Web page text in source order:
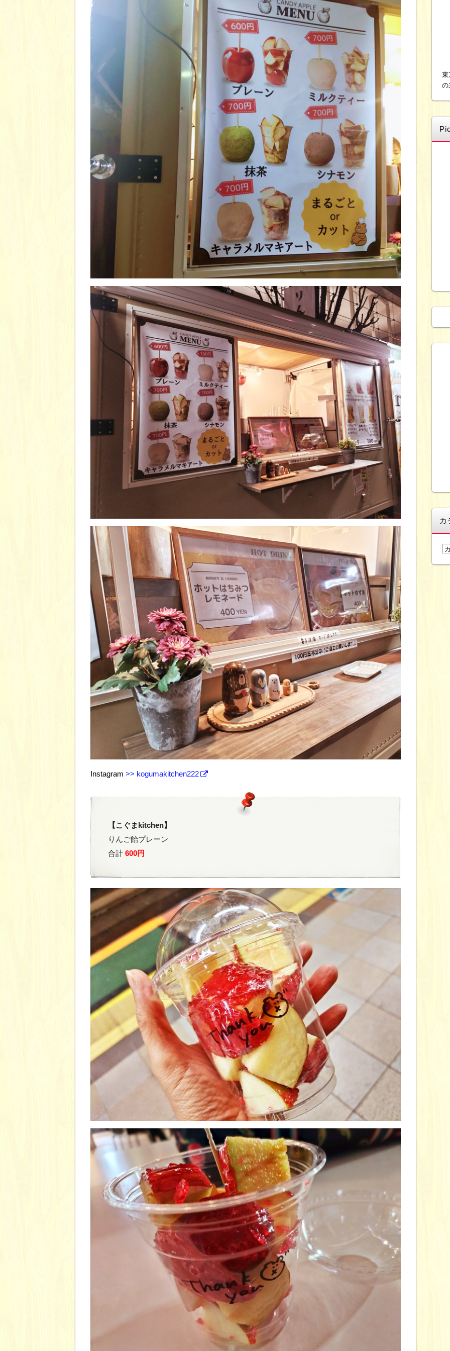
Instagram >> kogumakitchen222
【こぐまkitchen】
りんご飴プレーン
合計 600円
東
の
カ
カ